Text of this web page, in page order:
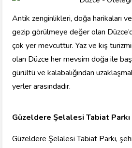
Antik zenginlikleri, doğa harikaları
gezip görülmeye değer olan
çok yer mevcuttur. Yaz ve kış
olan Düzce her mevsim doğa ile
gürültü ve kalabalığından
yerler arasındadır.
Güzeldere Şelalesi Tabiat Parkı
Güzeldere Şelalesi Tabiat Parkı,